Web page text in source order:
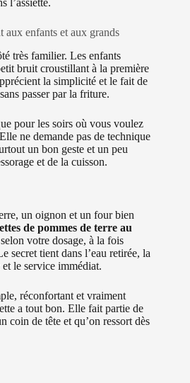
l’assiette.
aux enfants et aux grands
très familier. Les enfants
bruit croustillant à la première
la simplicité et le fait de
passer par la friture.
pour les soirs où vous voulez
ne demande pas de technique
un bon geste et un peu
et de la cuisson.
un oignon et un four bien
de pommes de terre au
votre dosage, à la fois
secret tient dans l’eau retirée, la
le service immédiat.
réconfortant et vraiment
a tout bon. Elle fait partie de
coin de tête et qu’on ressort dès